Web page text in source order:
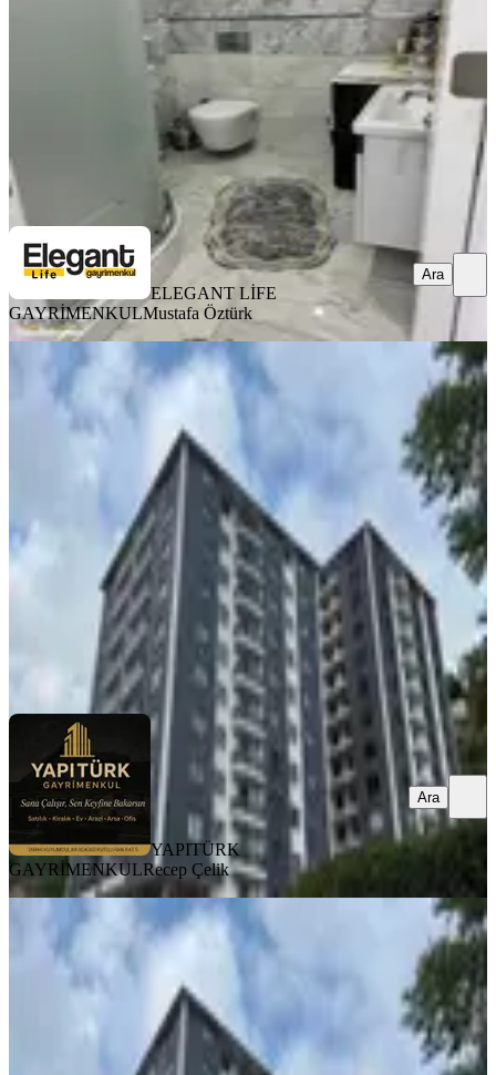
3+1·135 m²·4. Kat·13.07.2026
7.650.000 ₺
ELEGANT LİFE GAYRİMENKULMustafa Öztürk
ELEGANT LİFE
GAYRİMENKULMustafa Öztürk
Ara
Yapıtürk Gayrimenkul’den Kale
Mahallesi 2 Blok'lu Projede 8. Kat
3+1 126 M² Satılık Daire
Merkez, Kale Mahallesi
3+1
126 m² ·8. Kat
6.500.000 ₺
YAPITÜRK GAYRİMENKULRecep Çelik
YAPITÜRK
GAYRİMENKULRecep Çelik
Ara
Yapıtürk Gayrimenkul’den Kale
Mahallesi 2 Blok'lu Projede 8. Kat
2+1 100 M² Satılık Daire
Merkez, Kale Mahallesi
2+1
100 m²· 8. Kat